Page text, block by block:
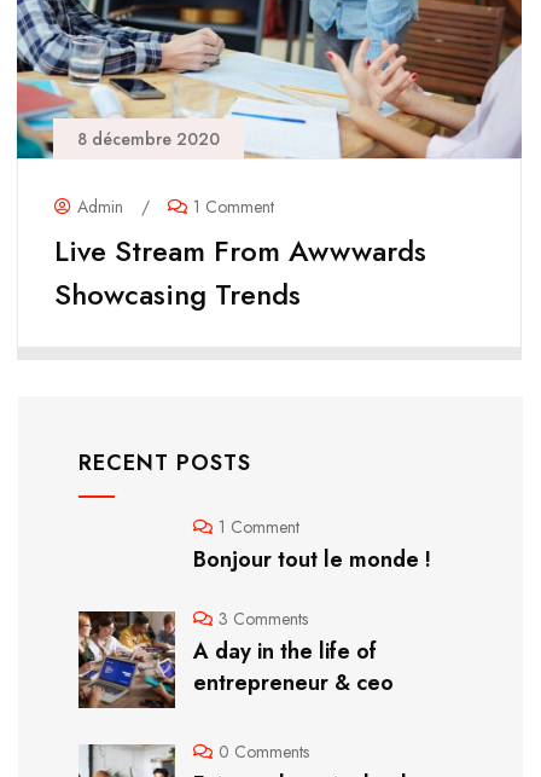
8 décembre 2020
Admin / 1 Comment
Live Stream From Awwwards
Showcasing Trends
RECENT POSTS
1 Comment
Bonjour tout le monde !
3 Comments
A day in the life of
entrepreneur & ceo
0 Comments